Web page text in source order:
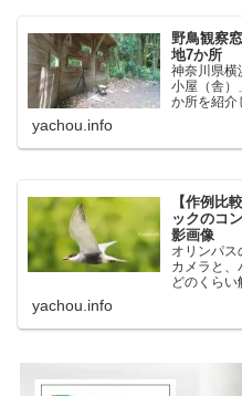
野鳥観察
地7か所
神奈川県横
小屋（舎）
か所を紹介
す。実際
湖にいる
中にあり、
yachou.info
【作例比
ックのコ
影画像
オリンパス
カメラと、
どのくら
紹介しま
が、相棒
ころ、同じ
yachou.info